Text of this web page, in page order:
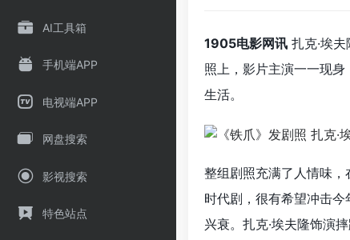
AI工具箱
手机端APP
电视端APP
网盘搜索
影视搜索
特色站点
1905电影网讯 扎克·埃
照上，影片主演一一现
生活。
整组剧照充满了人情味
时代剧，很有希望冲击
兴衰。扎克·埃夫隆饰演